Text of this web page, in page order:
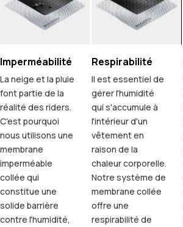
Imperméabilité
La neige et la pluie
font partie de la
réalité des riders.
C'est pourquoi
nous utilisons une
membrane
imperméable
collée qui
constitue une
solide barrière
contre l'humidité,
Respirabilité
Il est essentiel de
gérer l'humidité
qui s'accumule à
l'intérieur d'un
vêtement en
raison de la
chaleur corporelle.
Notre système de
membrane collée
offre une
respirabilité de